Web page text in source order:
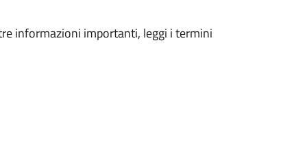
informazioni importanti, leggi i termini